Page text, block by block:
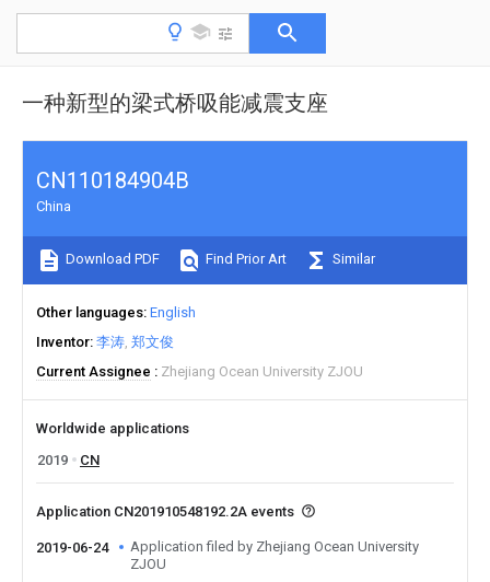
一种新型的梁式桥吸能减震支座
CN110184904B
China
Download PDF Find Prior Art Similar
Other languages English
Inventor 李涛 郑文俊
Current Assignee
Zhejiang Ocean University ZJOU
Worldwide applications
2019
CN
Application CN201910548192.2A events
2019-06-24
Application filed by Zhejiang Ocean University
ZJOU